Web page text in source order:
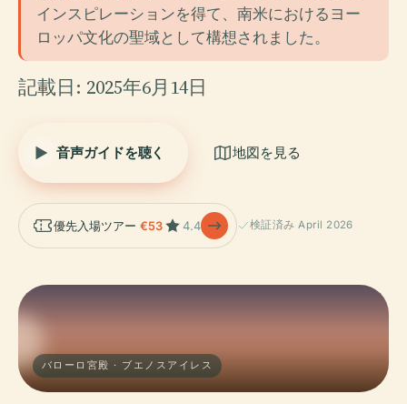
インスピレーションを得て、南米におけるヨー
ロッパ文化の聖域として構想されました。
記載日: 2025年6月14日
音声ガイドを聴く 地図を見る
優先入場ツアー €53 4.4 検証済み April 2026
バローロ宮殿 · ブエノスアイレス